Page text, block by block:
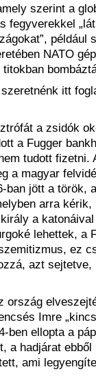
szerint a
fegyverekkel
például
NATO
szeretnénk itt
a zsidók
a Fugger
tudott fizetni.
a magyar
ban jött a török,
arra kérik,
a
lehettek, a
ez
azt sejtetve,
ország
Imre
ben ellopta a
a hadjárat
ami